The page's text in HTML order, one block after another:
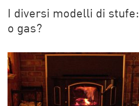
I diversi modelli di
o gas?